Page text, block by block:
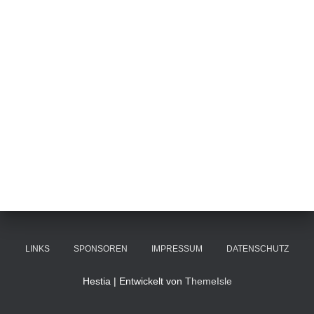
LINKS SPONSOREN IMPRESSUM DATENSCHUTZ
Hestia | Entwickelt von ThemeIsle